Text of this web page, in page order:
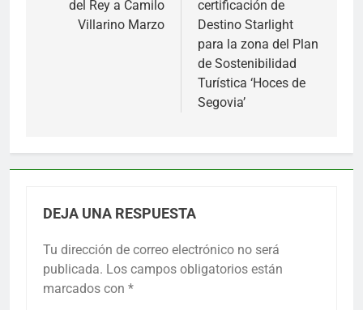
del Rey a Camilo
Villarino Marzo
certificación de
Destino Starlight
para la zona del Plan
de Sostenibilidad
Turística ‘Hoces de
Segovia’
DEJA UNA RESPUESTA
Tu dirección de correo electrónico no será
publicada. Los campos obligatorios están
marcados con *